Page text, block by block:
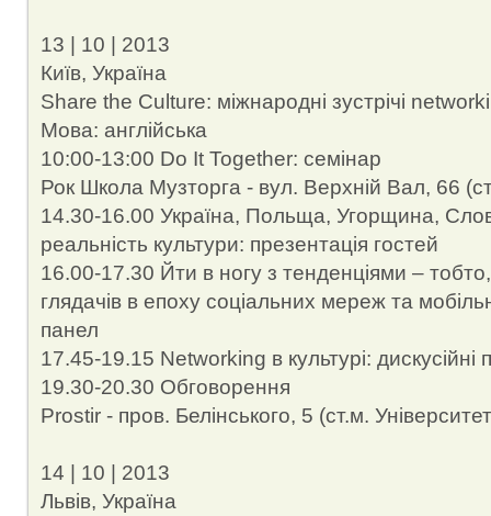
13 | 10 | 2013
Київ, Україна
Share the Culture: міжнародні зустрічі
Мова: англійська
10:00-13:00 Do It Together: семінар
Рок Школа Музторга - вул. Верхній Вал, 66
14.30-16.00 Україна, Польща, Угорщина,
реальність культури: презентація гостей
16.00-17.30 Йти в ногу з тенденціями –
глядачів в епоху соціальних мереж та
панел
17.45-19.15 Networking в культурі: дискусійні
19.30-20.30 Обговорення
Prostir - пров. Белінського, 5 (ст.м.
14 | 10 | 2013
Львів, Україна